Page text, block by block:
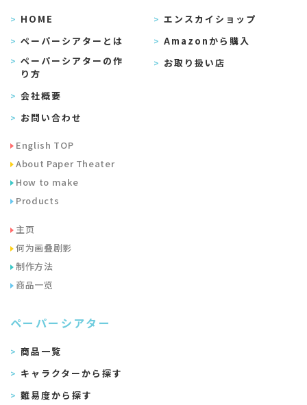
HOME
ペーパーシアターとは
ペーパーシアターの作
り方
会社概要
お問い合わせ
English TOP
About Paper Theater
How to make
Products
主页
何为画叠剧影
制作方法
商品一览
ペーパーシアター
商品一覧
キャラクターから探す
難易度から探す
エンスカイショップ
Amazonから購入
お取り扱い店